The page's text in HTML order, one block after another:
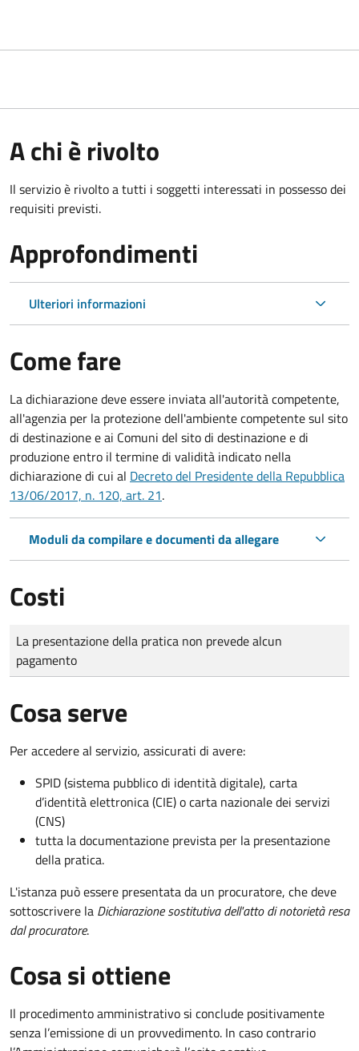
A chi è rivolto
Il servizio è rivolto a tutti i soggetti interessati in possesso dei
requisiti previsti.
Approfondimenti
Ulteriori informazioni
Come fare
La dichiarazione deve essere inviata all'autorità competente,
all'agenzia per la protezione dell'ambiente competente sul sito
di destinazione e ai Comuni del sito di destinazione e di
produzione entro il termine di validità indicato nella
dichiarazione di cui al Decreto del Presidente della Repubblica
13/06/2017, n. 120, art. 21.
Moduli da compilare e documenti da allegare
Costi
Tipo di pagamento
Importo
La presentazione della pratica non prevede alcun
pagamento
Cosa serve
Per accedere al servizio, assicurati di avere:
SPID (sistema pubblico di identità digitale), carta
d’identità elettronica (CIE) o carta nazionale dei servizi
(CNS)
tutta la documentazione prevista per la presentazione
della pratica.
L'istanza può essere presentata da un procuratore, che deve
sottoscrivere la Dichiarazione sostitutiva dell'atto di notorietà resa
dal procuratore.
Cosa si ottiene
Il procedimento amministrativo si conclude positivamente
senza l’emissione di un provvedimento. In caso contrario